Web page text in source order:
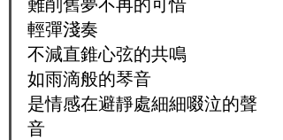
輕彈淺奏
不減直錐心弦的共鳴
如雨滴般的琴音
是情感在避靜處細細啜泣的聲
音